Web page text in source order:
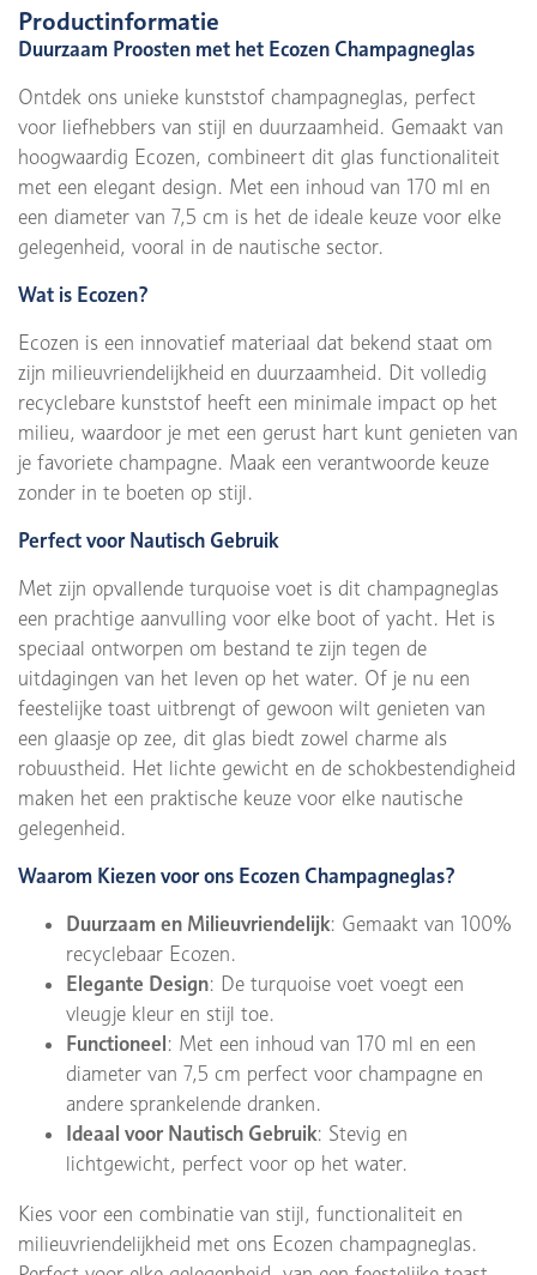
Productinformatie
Duurzaam Proosten met het Ecozen Champagneglas
Ontdek ons unieke kunststof champagneglas, perfect
voor liefhebbers van stijl en duurzaamheid. Gemaakt van
hoogwaardig Ecozen, combineert dit glas functionaliteit
met een elegant design. Met een inhoud van 170 ml en
een diameter van 7,5 cm is het de ideale keuze voor elke
gelegenheid, vooral in de nautische sector.
Wat is Ecozen?
Ecozen is een innovatief materiaal dat bekend staat om
zijn milieuvriendelijkheid en duurzaamheid. Dit volledig
recyclebare kunststof heeft een minimale impact op het
milieu, waardoor je met een gerust hart kunt genieten van
je favoriete champagne. Maak een verantwoorde keuze
zonder in te boeten op stijl.
Perfect voor Nautisch Gebruik
Met zijn opvallende turquoise voet is dit champagneglas
een prachtige aanvulling voor elke boot of yacht. Het is
speciaal ontworpen om bestand te zijn tegen de
uitdagingen van het leven op het water. Of je nu een
feestelijke toast uitbrengt of gewoon wilt genieten van
een glaasje op zee, dit glas biedt zowel charme als
robuustheid. Het lichte gewicht en de schokbestendigheid
maken het een praktische keuze voor elke nautische
gelegenheid.
Waarom Kiezen voor ons Ecozen Champagneglas?
Duurzaam en Milieuvriendelijk: Gemaakt van 100%
recyclebaar Ecozen.
Elegante Design: De turquoise voet voegt een
vleugje kleur en stijl toe.
Functioneel: Met een inhoud van 170 ml en een
diameter van 7,5 cm perfect voor champagne en
andere sprankelende dranken.
Ideaal voor Nautisch Gebruik: Stevig en
lichtgewicht, perfect voor op het water.
Kies voor een combinatie van stijl, functionaliteit en
milieuvriendelijkheid met ons Ecozen champagneglas.